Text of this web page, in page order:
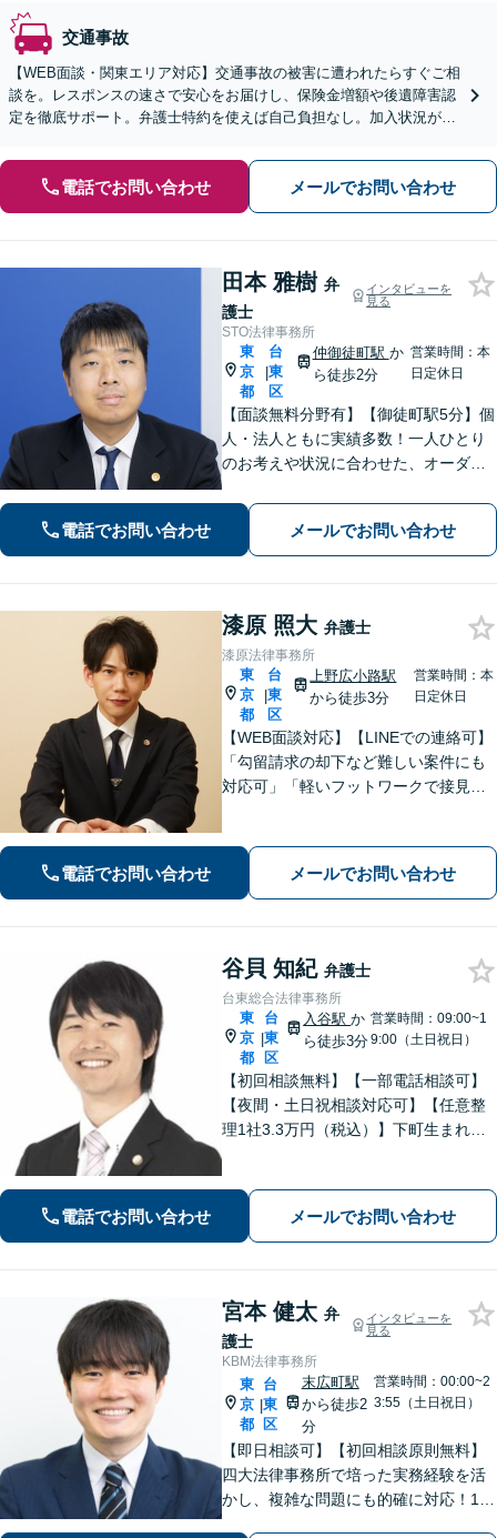
交通事故
【WEB面談・関東エリア対応】交通事故の被害に遭われたらすぐご相
談を。レスポンスの速さで安心をお届けし、保険金増額や後遺障害認
定を徹底サポート。弁護士特約を使えば自己負担なし。加入状況が分
電話でお問い合わせ メールでお問い合わせ
田本 雅樹 弁
護士
インタビューを
見る
STO法律事務所
東
京
都
|
台
東
区
仲御徒町駅 か
ら徒歩2分
営業時間：本
日定休日
【面談無料分野有】【御徒町駅5分】個
人・法人ともに実績多数！一人ひとり
のお考えや状況に合わせた、オーダー
解決まで弁護士が全て対応します【休
日・夜間面談可】【完全個室｜プライ
バシーに配慮】【電話・メールでの受
付可】
電話でお問い合わせ メールでお問い合わせ
漆原 照大 弁護士
漆原法律事務所
東
京
都
|
台
東
区
上野広小路駅
から徒歩3分
営業時間：本
日定休日
【WEB面談対応】【LINEでの連絡可】
「勾留請求の却下など難しい案件にも
対応可」「軽いフットワークで接見へ
通」軽いフットワークで急なご依頼に
も柔軟に対応【休日・夜間相談可】
電話でお問い合わせ メールでお問い合わせ
谷貝 知紀 弁護士
台東総合法律事務所
東
京
都
|
台
東
区
入谷駅か
ら徒歩3分
営業時間：09:00~1
9:00（土日祝日）
【初回相談無料】【一部電話相談可】
【夜間・土日祝相談対応可】【任意整
理1社3.3万円（税込）】下町生まれ下
ます。
電話でお問い合わせ メールでお問い合わせ
宮本 健太 弁
護士
インタビューを
見る
KBM法律事務所
東
京
都
|
台
東
区
末広町駅
から徒歩2
分
営業時間：00:00~2
3:55（土日祝日）
【即日相談可】【初回相談原則無料】
四大法律事務所で培った実務経験を活
かし、複雑な問題にも的確に対応！1日